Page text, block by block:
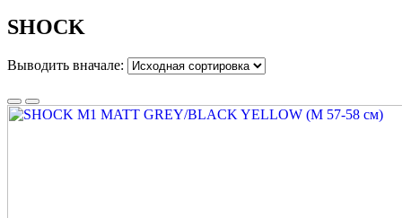
SHOCK
Выводить вначале: